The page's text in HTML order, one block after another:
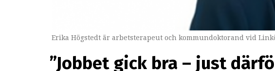
Erika Högstedt är arbetsterapeut och kommundoktorand vid
”Jobbet gick bra – just